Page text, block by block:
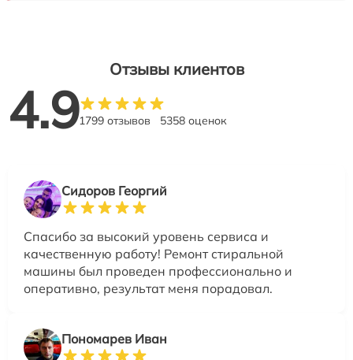
Отзывы клиентов
4.91799 отзывов 5358 оценок
Сидоров Георгий
Спасибо за высокий уровень сервиса и
качественную работу! Ремонт стиральной
машины был проведен профессионально и
оперативно, результат меня порадовал.
Пономарев Иван